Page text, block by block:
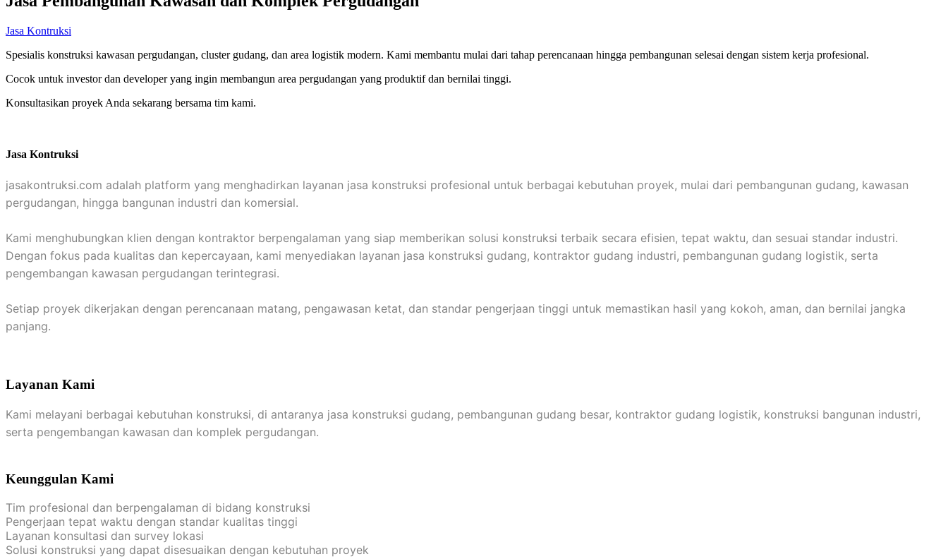
Jasa Kontruksi
Spesialis konstruksi kawasan pergudangan, cluster gudang, dan area logistik modern. Kami membantu mulai dari tahap perencanaan hingga pembangunan selesai dengan sistem kerja profesional.
Cocok untuk investor dan developer yang ingin membangun area pergudangan yang produktif dan bernilai tinggi.
Konsultasikan proyek Anda sekarang bersama tim kami.
Jasa Kontruksi
jasakontruksi.com adalah platform yang menghadirkan layanan jasa konstruksi profesional untuk berbagai kebutuhan proyek, mulai dari pembangunan gudang, kawasan
pergudangan, hingga bangunan industri dan komersial.
Kami menghubungkan klien dengan kontraktor berpengalaman yang siap memberikan solusi konstruksi terbaik secara efisien, tepat waktu, dan sesuai standar industri.
Dengan fokus pada kualitas dan kepercayaan, kami menyediakan layanan jasa konstruksi gudang, kontraktor gudang industri, pembangunan gudang logistik, serta
pengembangan kawasan pergudangan terintegrasi.
Setiap proyek dikerjakan dengan perencanaan matang, pengawasan ketat, dan standar pengerjaan tinggi untuk memastikan hasil yang kokoh, aman, dan bernilai jangka
panjang.
Layanan Kami
Kami melayani berbagai kebutuhan konstruksi, di antaranya jasa konstruksi gudang, pembangunan gudang besar, kontraktor gudang logistik, konstruksi bangunan industri,
serta pengembangan kawasan dan komplek pergudangan.
Keunggulan Kami
Tim profesional dan berpengalaman di bidang konstruksi
Pengerjaan tepat waktu dengan standar kualitas tinggi
Layanan konsultasi dan survey lokasi
Solusi konstruksi yang dapat disesuaikan dengan kebutuhan proyek